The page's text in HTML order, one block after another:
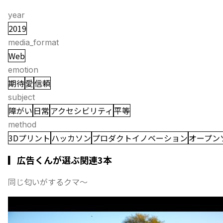
year
2019
media_format
Web
emotion
期待愛信頼
subject
障がい 日常アクセシビリティ 平等
method
3Dプリント ハッカソン プロダクトイノベーションオープン
▎広告くんが選ぶ関連3本
同じ匂いがするクマ〜